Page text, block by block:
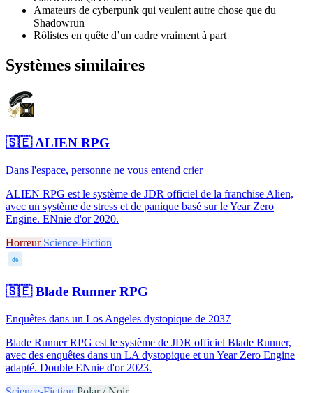
Amateurs de cyberpunk qui veulent autre chose que du
Shadowrun
Rôlistes en quête d’un cadre vraiment à part
Systèmes similaires
🇸🇪ALIEN RPG
Dans l'espace, personne ne vous entend crier
ALIEN RPG est le système de JDR officiel de la franchise Alien,
avec un système de stress et de panique basé sur le Year Zero
Engine. ENnie d'or 2020.
Horreur Science-Fiction
d6
🇸🇪Blade Runner RPG
Enquêtes dans un Los Angeles dystopique de 2037
Blade Runner RPG est le système de JDR officiel Blade Runner,
avec des enquêtes dans un LA dystopique et un Year Zero Engine
adapté. Double ENnie d'or 2023.